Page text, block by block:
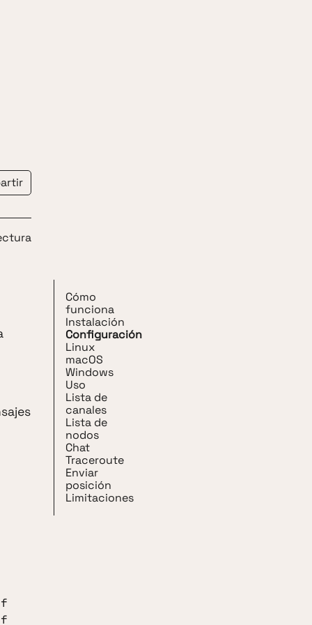
Cómo
funciona
Instalación
Configuración
Linux
macOS
Windows
Uso
Lista de
canales
Lista de
nodos
Chat
Traceroute
Enviar
posición
Limitaciones